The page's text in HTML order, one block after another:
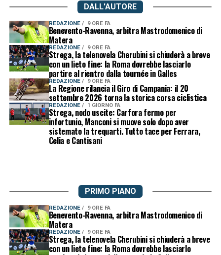
DALL'AUTORE
REDAZIONE 9 ORE FA
Benevento-Ravenna, arbitra Mastrodomenico di
Matera
REDAZIONE 9 ORE FA
Strega, la telenovela Cherubini si chiuderà a breve
con un lieto fine: la Roma dovrebbe lasciarlo
partire al rientro dalla tournée in Galles
REDAZIONE 9 ORE FA
La Regione rilancia il Giro di Campania: il 20
settembre 2026 torna la storica corsa ciclistica
REDAZIONE 1 GIORNO FA
Strega, nodo uscite: Carfora fermo per
infortunio, Manconi si muove solo dopo aver
sistemato la trequarti. Tutto tace per Ferrara,
Celia e Cantisani
PRIMO PIANO
REDAZIONE 9 ORE FA
Benevento-Ravenna, arbitra Mastrodomenico di
Matera
REDAZIONE 9 ORE FA
Strega, la telenovela Cherubini si chiuderà a breve
con un lieto fine: la Roma dovrebbe lasciarlo